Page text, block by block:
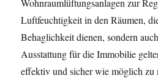
Wohnraumlüftungsanlagen zur
Luftfeuchtigkeit in den Räumen,
Behaglichkeit dienen, sondern
Ausstattung für die Immobilie
effektiv und sicher wie möglich zu